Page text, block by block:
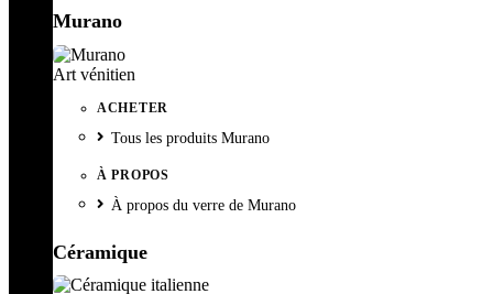
Murano
Art vénitien
ACHETER
Tous les produits Murano
À PROPOS
À propos du verre de Murano
Céramique